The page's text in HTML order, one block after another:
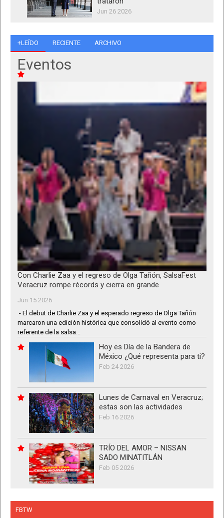
Jun 26 2026
+LEÍDO RECIENTE ARCHIVO
Eventos
Con Charlie Zaa y el regreso de Olga Tañón, SalsaFest
Veracruz rompe récords y cierra en grande
Jun 15 2026
- El debut de Charlie Zaa y el esperado regreso de Olga Tañón
marcaron una edición histórica que consolidó al evento como
referente de la salsa...
Hoy es Día de la Bandera de
México ¿Qué representa para ti?
Feb 24 2026
Lunes de Carnaval en Veracruz;
estas son las actividades
Feb 16 2026
TRÍO DEL AMOR – NISSAN
SADO MINATITLÁN
Feb 05 2026
FBTW